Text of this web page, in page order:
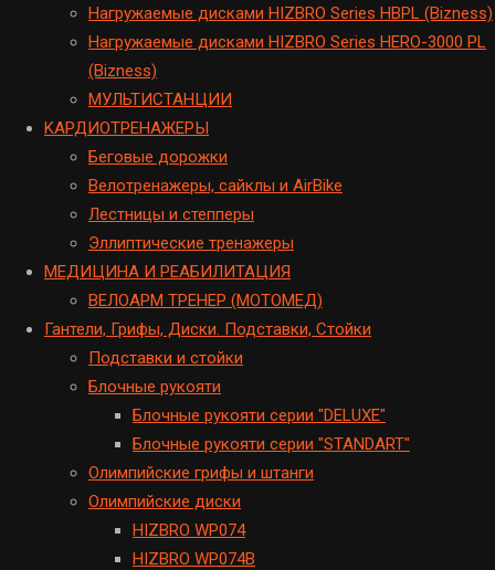
Hагружаемые дисками HIZBRO Series HBPL (Bizness)
Hагружаемые дисками HIZBRO Series HERO-3000 PL
(Bizness)
МУЛЬТИСТАНЦИИ
KАРДИОТРЕНАЖЕРЫ
Беговые дорожки
Велотренажеры, сайклы и AirBike
Лестницы и степперы
Эллиптические тренажеры
МЕДИЦИНА И РЕАБИЛИТАЦИЯ
ВЕЛОАРМ ТРЕНЕР (МОТОМЕД)
Гантели, Грифы, Диски. Подставки, Стойки
Подставки и стойки
Блочные рукояти
Блочные рукояти серии "DELUXE"
Блочные рукояти серии "STANDART"
Олимпийские грифы и штанги
Олимпийские диски
HIZBRO WP074
HIZBRO WP074B